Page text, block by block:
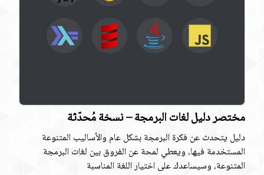
مختصر دليل لغات البرمجة – نسخة مُحدّثة
دليل يتحدث عن فكرة البرمجة بشكل عام والأساليب المتنوعة
المستخدمة فيها، ويعطي لمحة عن الفروق بين لغات البرمجة
المتنوعة، وسيساعدك على اختيار اللغة المناسبة